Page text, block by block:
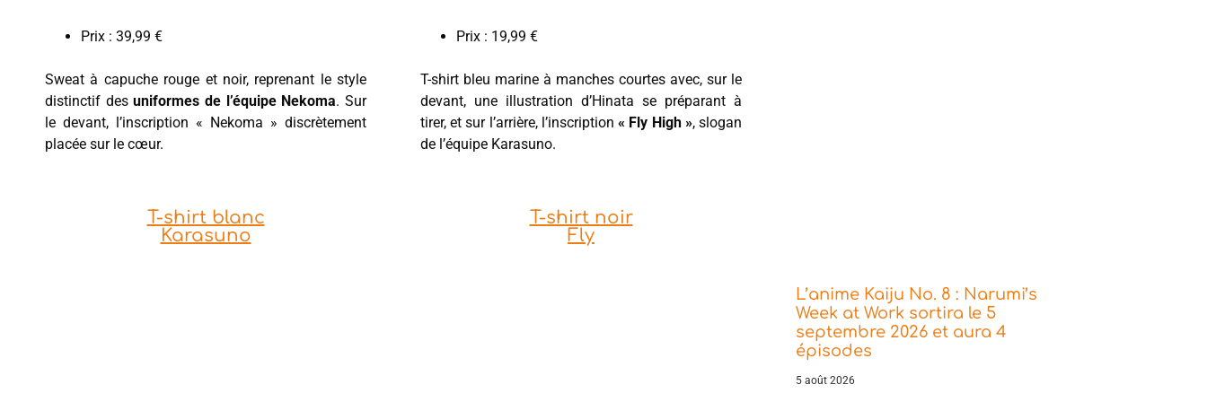
Prix : 39,99 €
Sweat à capuche rouge et noir, reprenant le style
distinctif desuniformes de l’équipe Nekoma. Sur
le devant, l’inscription « Nekoma » discrètement
placée sur le cœur.
Prix : 19,99 €
T-shirt bleu marine à manches courtes avec, sur le
devant, une illustration d’Hinata se préparant à
tirer, et sur l’arrière, l’inscription« Fly High », slogan
de l’équipe Karasuno.
T-shirt blanc
Karasuno
T-shirt noir
Fly
L’anime Kaiju No. 8 : Narumi’s
Week at Work sortira le 5
septembre 2026 et aura 4
épisodes
5 août 2026